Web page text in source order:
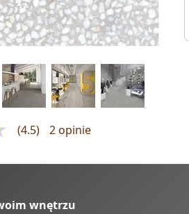
(4.5) 2 opinie
wnętrzu